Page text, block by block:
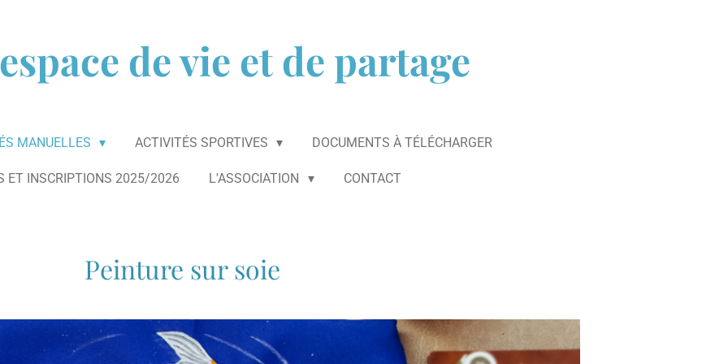
de vie et de partage
MANUELLES ACTIVITÉS SPORTIVES DOCUMENTS À TÉLÉCHARGER
ET INSCRIPTIONS 2025/2026 L'ASSOCIATION CONTACT
Peinture sur soie